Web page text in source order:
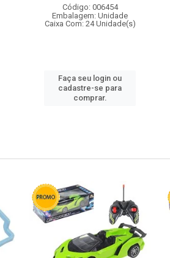
Código: 006454
Embalagem: Unidade
Caixa Com: 24 Unidade(s)
Faça seu login ou
cadastre-se para
comprar.